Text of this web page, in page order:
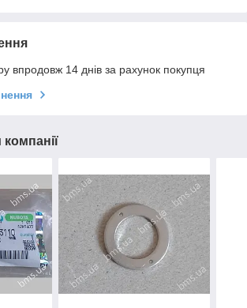
впродовж 14 днів за рахунок покупця
компанії